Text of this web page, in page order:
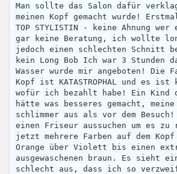
Man sollte das Salon dafür
meinen Kopf gemacht wurde!
TOP STYLISTIN - keine Ahnung
gar keine Beratung, ich wollte
jedoch einen schlechten Schnitt
kein Long Bob Ich war 3 Stunden
Wasser wurde mir angeboten! Die
Kopf ist KATASTROPHAL und es ist
wofür ich bezahlt habe! Ein Kind
hätte was besseres gemacht, meine
schlimmer aus als vor dem
einen Friseur aussuchen um es
jetzt mehrere Farben auf dem Kopf
Orange über Violett bis einen
ausgewaschenen braun. Es sieht
schlecht aus, dass ich so